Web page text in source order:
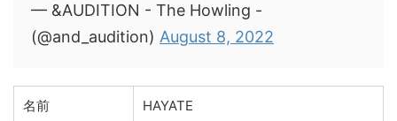
— &AUDITION - The Howling -
(@and_audition) August 8, 2022
名前 HAYATE